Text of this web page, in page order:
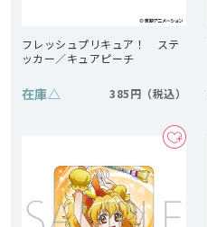
フレッシュプリキュア！ ステ
ッカー／キュアピーチ
在庫△ 385円